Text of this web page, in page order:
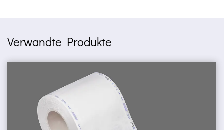
Verwandte Produkte